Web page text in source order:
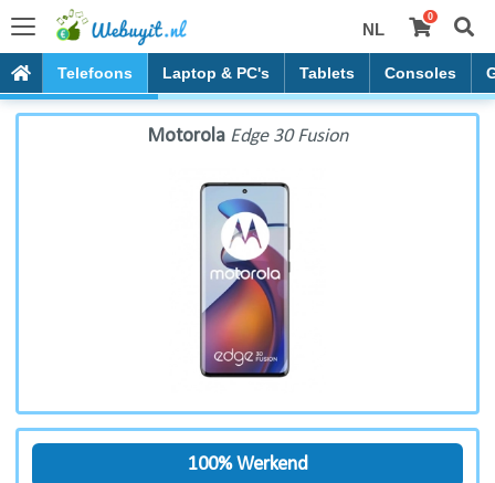
NL
0
Telefoons Laptop & PC's Tablets Consoles
Motorola Edge 30 Fusion
Motorola Edge 30 Fusion
100% Werkend